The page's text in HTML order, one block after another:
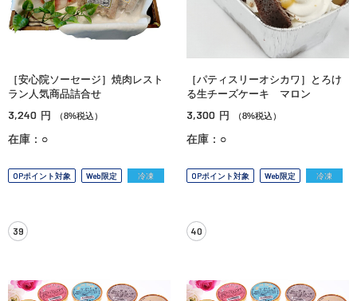
［安心院ソーセージ］焼肉レスト
ラン人気商品詰合せ
3,240 円 （8%税込）
在庫：○
OPポイント対象 Web限定 冷凍
［パティスリーオシカワ］とろけ
る生チーズケーキ マロン
3,300 円 （8%税込）
在庫：○
OPポイント対象 Web限定 冷凍
39 40